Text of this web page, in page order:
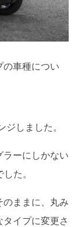
車種につい
しました。
ーにしかない
た。
ままに、丸み
イプに変更さ